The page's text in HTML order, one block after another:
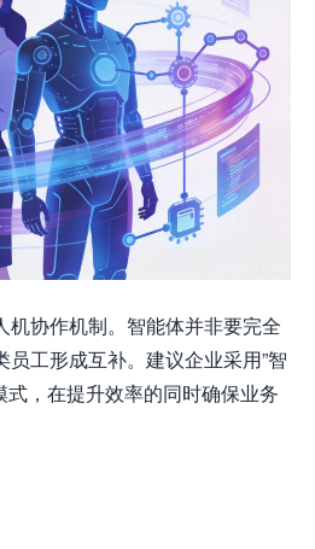
机协作机制。智能体并非要完全
员工形成互补。建议企业采用”智
式，在提升效率的同时确保业务